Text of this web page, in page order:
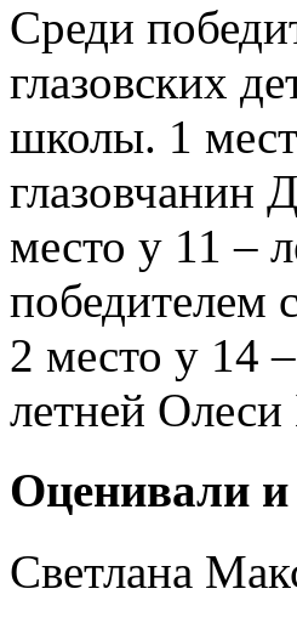
Среди
глазовских
школы. 1
глазовчанин
место у 11 –
победителем
2 место у 14
летней Олеси
Оценивали и
Светлана